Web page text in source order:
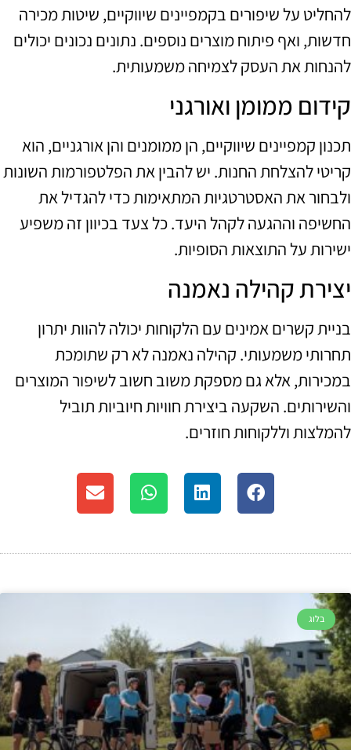
להחליט על שיפורים בקמפיינים שיווקיים, שיטות מכירה
חדשות, ואף פיתוח מוצרים נוספים. נתונים נכונים יכולים
להנחות את העסק לצמיחה משמעותית.
קידום ממומן ואורגני
תכנון קמפיינים שיווקיים, הן ממומנים והן אורגניים, הוא
קריטי להצלחת החנות. יש להבין את הפלטפורמות השונות
ולבחור את האסטרטגיות המתאימות כדי להגדיל את
החשיפה וההגעה לקהל היעד. כל צעד בכיוון זה משפיע
ישירות על התוצאות הסופיות.
יצירת קהילה נאמנה
בניית קשרים אמינים עם הלקוחות יכולה להוות יתרון
תחרותי משמעותי. קהילה נאמנה לא רק שתומכת
במכירות, אלא גם מספקת משוב חשוב לשיפור המוצרים
והשירותים. השקעה ביצירת חוויות חיוביות תוביל
להמלצות וללקוחות חוזרים.
בלוג